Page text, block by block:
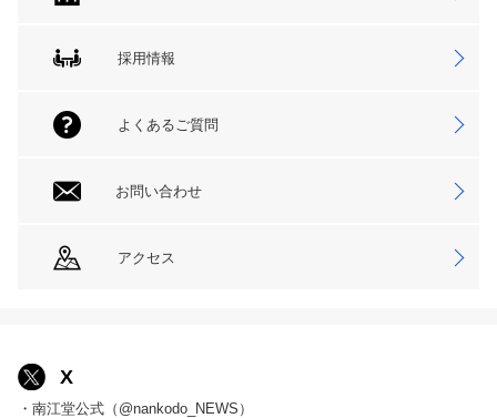
採用情報
よくあるご質問
お問い合わせ
アクセス
X
・南江堂公式（@nankodo_NEWS）